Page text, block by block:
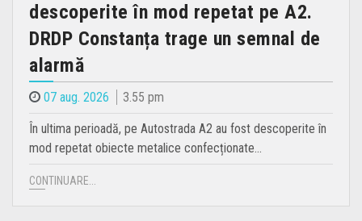
descoperite în mod repetat pe A2.
DRDP Constanța trage un semnal de
alarmă
07 aug. 2026 3.55 pm
În ultima perioadă, pe Autostrada A2 au fost descoperite în
mod repetat obiecte metalice confecționate…
CONTINUARE...